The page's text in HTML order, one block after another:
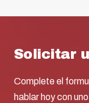
Solicitar
Complete el
hablar hoy con